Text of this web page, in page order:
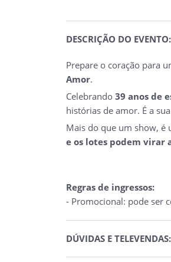
DESCRIÇÃO DO EVENTO:
Prepare o coração para
Amor.
Celebrando 39 anos de
histórias de amor. É a
Mais do que um show, é
e os lotes podem virar
Regras de ingressos:
- Promocional: pode ser
DÚVIDAS E